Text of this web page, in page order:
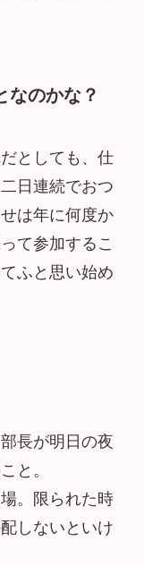
なのかな？
としても、仕
日連続でおつ
は年に何度か
て参加するこ
ふと思い始め
長が明日の夜
と。
。限られた時
しないといけ